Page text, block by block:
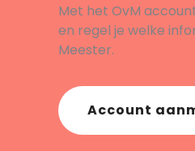
Met het OvM
en regel je welke
Meester.
Account